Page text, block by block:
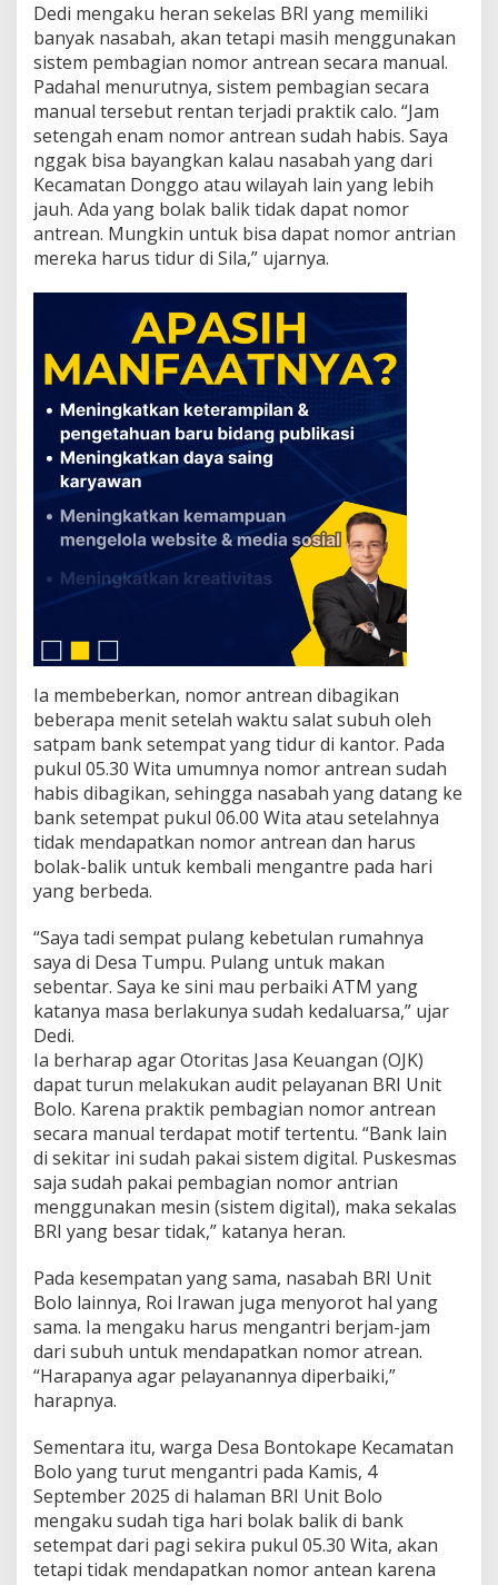
Dedi mengaku heran sekelas BRI yang memiliki
banyak nasabah, akan tetapi masih menggunakan
sistem pembagian nomor antrean secara manual.
Padahal menurutnya, sistem pembagian secara
manual tersebut rentan terjadi praktik calo. “Jam
setengah enam nomor antrean sudah habis. Saya
nggak bisa bayangkan kalau nasabah yang dari
Kecamatan Donggo atau wilayah lain yang lebih
jauh. Ada yang bolak balik tidak dapat nomor
antrean. Mungkin untuk bisa dapat nomor antrian
mereka harus tidur di Sila,” ujarnya.
Ia membeberkan, nomor antrean dibagikan
beberapa menit setelah waktu salat subuh oleh
satpam bank setempat yang tidur di kantor. Pada
pukul 05.30 Wita umumnya nomor antrean sudah
habis dibagikan, sehingga nasabah yang datang ke
bank setempat pukul 06.00 Wita atau setelahnya
tidak mendapatkan nomor antrean dan harus
bolak-balik untuk kembali mengantre pada hari
yang berbeda.
“Saya tadi sempat pulang kebetulan rumahnya
saya di Desa Tumpu. Pulang untuk makan
sebentar. Saya ke sini mau perbaiki ATM yang
katanya masa berlakunya sudah kedaluarsa,” ujar
Dedi.
Ia berharap agar Otoritas Jasa Keuangan (OJK)
dapat turun melakukan audit pelayanan BRI Unit
Bolo. Karena praktik pembagian nomor antrean
secara manual terdapat motif tertentu. “Bank lain
di sekitar ini sudah pakai sistem digital. Puskesmas
saja sudah pakai pembagian nomor antrian
menggunakan mesin (sistem digital), maka sekalas
BRI yang besar tidak,” katanya heran.
Pada kesempatan yang sama, nasabah BRI Unit
Bolo lainnya, Roi Irawan juga menyorot hal yang
sama. Ia mengaku harus mengantri berjam-jam
dari subuh untuk mendapatkan nomor atrean.
“Harapanya agar pelayanannya diperbaiki,”
harapnya.
Sementara itu, warga Desa Bontokape Kecamatan
Bolo yang turut mengantri pada Kamis, 4
September 2025 di halaman BRI Unit Bolo
mengaku sudah tiga hari bolak balik di bank
setempat dari pagi sekira pukul 05.30 Wita, akan
tetapi tidak mendapatkan nomor antean karena